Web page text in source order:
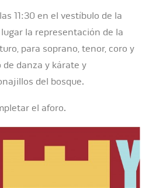
11:30 en el vestíbulo de la
la representación de la
para soprano, tenor, coro y
danza y kárate y
del bosque.
el aforo.